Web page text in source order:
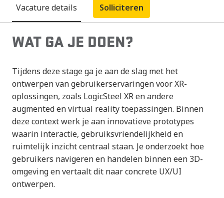
Vacature details Solliciteren
WAT GA JE DOEN?
Tijdens deze stage ga je aan de slag met het
ontwerpen van gebruikerservaringen voor XR-
oplossingen, zoals LogicSteel XR en andere
augmented en virtual reality toepassingen. Binnen
deze context werk je aan innovatieve prototypes
waarin interactie, gebruiksvriendelijkheid en
ruimtelijk inzicht centraal staan. Je onderzoekt hoe
gebruikers navigeren en handelen binnen een 3D-
omgeving en vertaalt dit naar concrete UX/UI
ontwerpen.